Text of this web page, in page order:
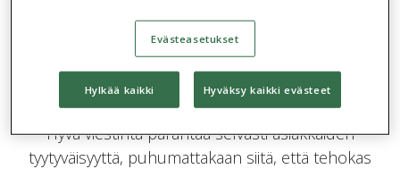
mielekkäämpää. Yksi isännöinnin ja huollon
tärkeimmistä tehtävistä on oikea-aikainen ja riittävä
viestintä sekä hallituksen että asunto-
osakeyhtiöiden asukkaiden ja osakkaiden suuntaan.
Hyvä viestintä parantaa selvästi asiakkaiden
tyytyväisyyttä, puhumattakaan siitä, että tehokas
Evästeasetukset
Hylkää kaikki Hyväksy kaikki evästeet